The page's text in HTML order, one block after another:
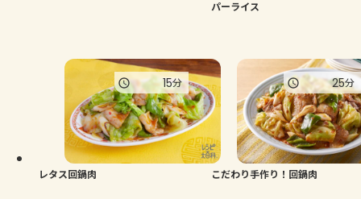
パーライス
レタス回鍋肉
15分
こだわり手作り！回鍋肉
25分